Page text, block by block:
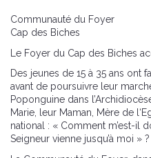
Communauté du Foyer
Cap des Biches
Le Foyer du Cap des Biches
Des jeunes de 15 à 35 ans ont
avant de poursuivre leur
Poponguine dans
Marie, leur Maman, Mère de
national : « Comment m’est-il
Seigneur vienne jusqu’à moi » ?